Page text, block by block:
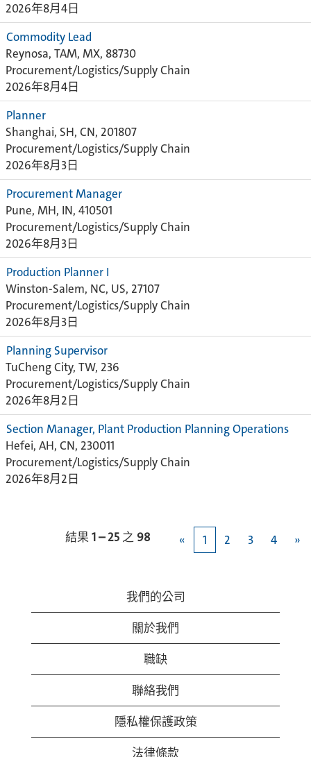
2026年8月4日
Commodity Lead
Reynosa, TAM, MX, 88730
Procurement/Logistics/Supply Chain
2026年8月4日
Planner
Shanghai, SH, CN, 201807
Procurement/Logistics/Supply Chain
2026年8月3日
Procurement Manager
Pune, MH, IN, 410501
Procurement/Logistics/Supply Chain
2026年8月3日
Production Planner I
Winston-Salem, NC, US, 27107
Procurement/Logistics/Supply Chain
2026年8月3日
Planning Supervisor
TuCheng City, TW, 236
Procurement/Logistics/Supply Chain
2026年8月2日
Section Manager, Plant Production Planning Operations
Hefei, AH, CN, 230011
Procurement/Logistics/Supply Chain
2026年8月2日
結果 1 – 25 之 98 « 1 2 3 4 »
我們的公司
關於我們
職缺
聯絡我們
隱私權保護政策
法律條款